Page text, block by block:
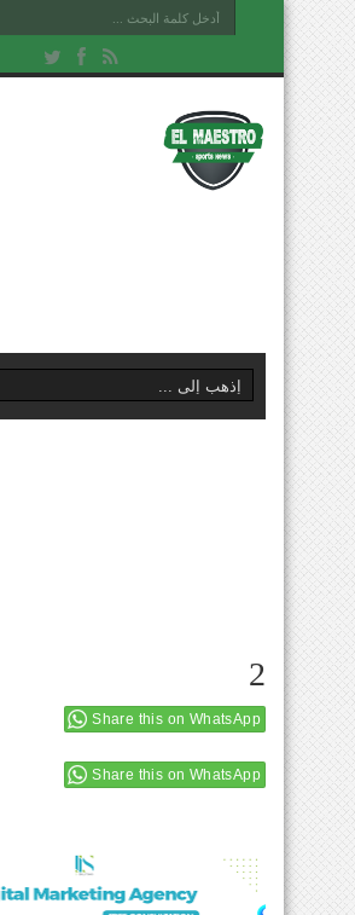
2
Share this on WhatsApp
Share this on WhatsApp